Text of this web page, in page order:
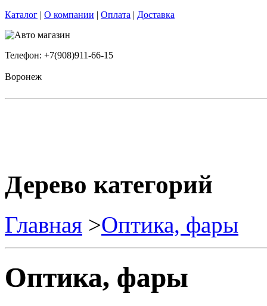
Каталог | О компании | Оплата | Доставка
Телефон: +7(908)911-66-15
Воронеж
Дерево категорий
Главная >Оптика, фары
Оптика, фары